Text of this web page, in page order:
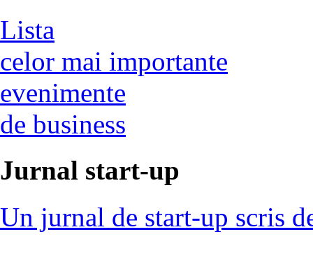
Lista
celor mai importante
evenimente
de business
Jurnal start-up
Un jurnal de start-up scris